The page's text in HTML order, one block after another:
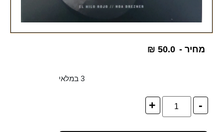
מחיר - ₪ 50.0
3 במלאי
-
+